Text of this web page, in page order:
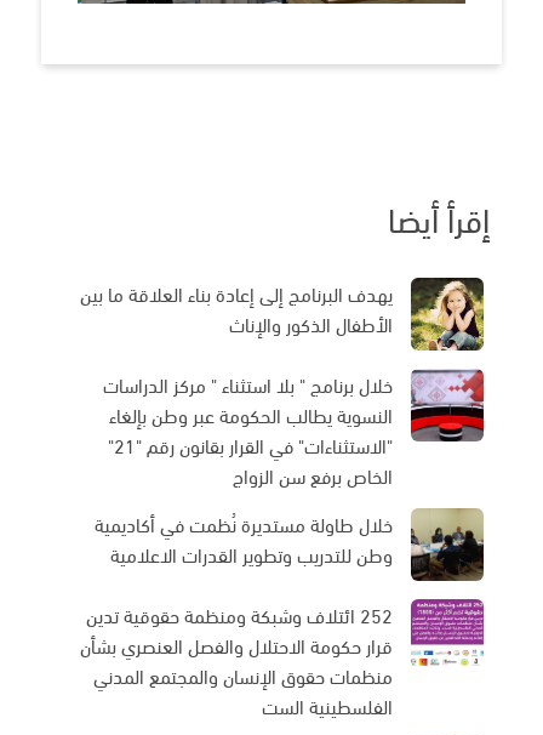
إقرأ أيضا
يهدف البرنامج إلى إعادة بناء العلاقة ما بين
الأطفال الذكور والإناث
خلال برنامج " بلا استثناء " مركز الدراسات
النسوية يطالب الحكومة عبر وطن بإلغاء
"الاستثناءات" في القرار بقانون رقم "21"
الخاص برفع سن الزواج
خلال طاولة مستديرة نُظمت في أكاديمية
وطن للتدريب وتطوير القدرات الاعلامية
252 ائتلاف وشبكة ومنظمة حقوقية تدين
قرار حكومة الاحتلال والفصل العنصري بشأن
منظمات حقوق الإنسان والمجتمع المدني
الفلسطينية الست